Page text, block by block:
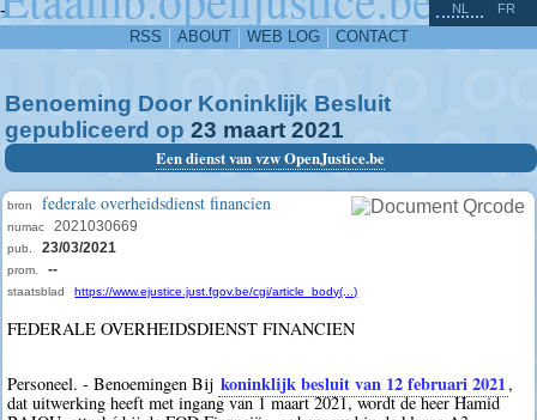
-
RSS ABOUT WEB LOG CONTACT
NL FR
Benoeming Door Koninklijk Besluit
gepubliceerd op 23 maart 2021
Een dienst van vzw OpenJustice.be
bron federale overheidsdienst financien
numac 2021030669
pub. 23/03/2021
prom. --
staatsblad https://www.ejustice.just.fgov.be/cgi/article_body(...)
FEDERALE OVERHEIDSDIENST FINANCIEN
Personeel. - Benoemingen Bij koninklijk besluit van 12 februari 2021,
dat uitwerking heeft met ingang van 1 maart 2021, wordt de heer Hamid
^